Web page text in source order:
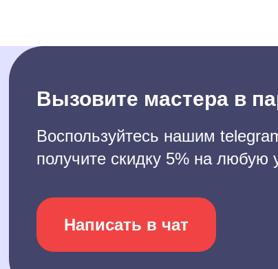
Вызовите мастера в
Воспользуйтесь нашим
получите скидку 5% на любую
Написать в чат